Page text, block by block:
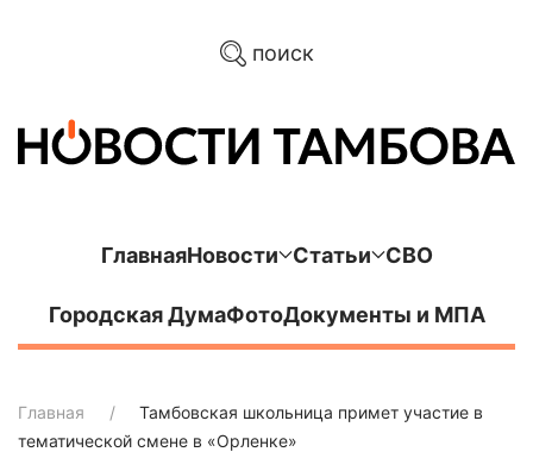
поиск
ГлавнаяНовости Статьи СВО
Городская ДумаФотоДокументы и МПА
Главная
Тамбовская школьница примет участие в
тематической смене в «Орленке»